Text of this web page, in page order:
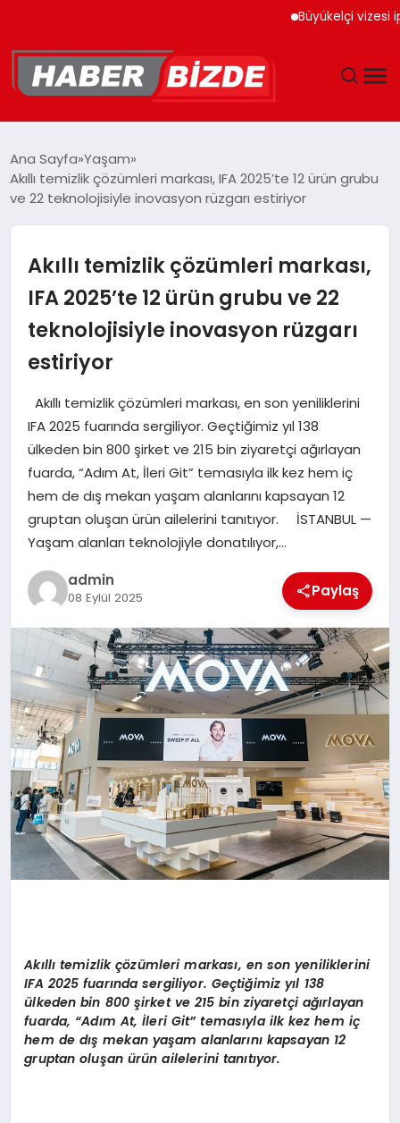
Büyükelçi vizesi iptal
YAŞAM
MAGAZIN
TEKNOLOJI
Ana Sayfa Yaşam
Akıllı temizlik çözümleri markası, IFA 2025’te 12 ürün grubu
ve 22 teknolojisiyle inovasyon rüzgarı estiriyor
Akıllı temizlik çözümleri markası,
IFA 2025’te 12 ürün grubu ve 22
teknolojisiyle inovasyon rüzgarı
estiriyor
Akıllı temizlik çözümleri markası, en son yeniliklerini
IFA 2025 fuarında sergiliyor. Geçtiğimiz yıl 138
ülkeden bin 800 şirket ve 215 bin ziyaretçi ağırlayan
fuarda, “Adım At, İleri Git” temasıyla ilk kez hem iç
hem de dış mekan yaşam alanlarını kapsayan 12
gruptan oluşan ürün ailelerini tanıtıyor. İSTANBUL —
Yaşam alanları teknolojiyle donatılıyor,…
admin
08 Eylül 2025 Paylaş
Akıllıtemizlikçözümleri markası, en son yeniliklerini
IFA 2025 fuarında sergiliyor. Geçtiğimiz yıl 138
ülkeden bin 800 şirket ve 215 bin ziyaretçi ağırlayan
fuarda, “Adım At,İleri Git”temasıyla ilk kez hem iç
hem de dışmekan yaşam alanlarını kapsayan 12
gruptan oluşan ürün ailelerini tanıtıyor.